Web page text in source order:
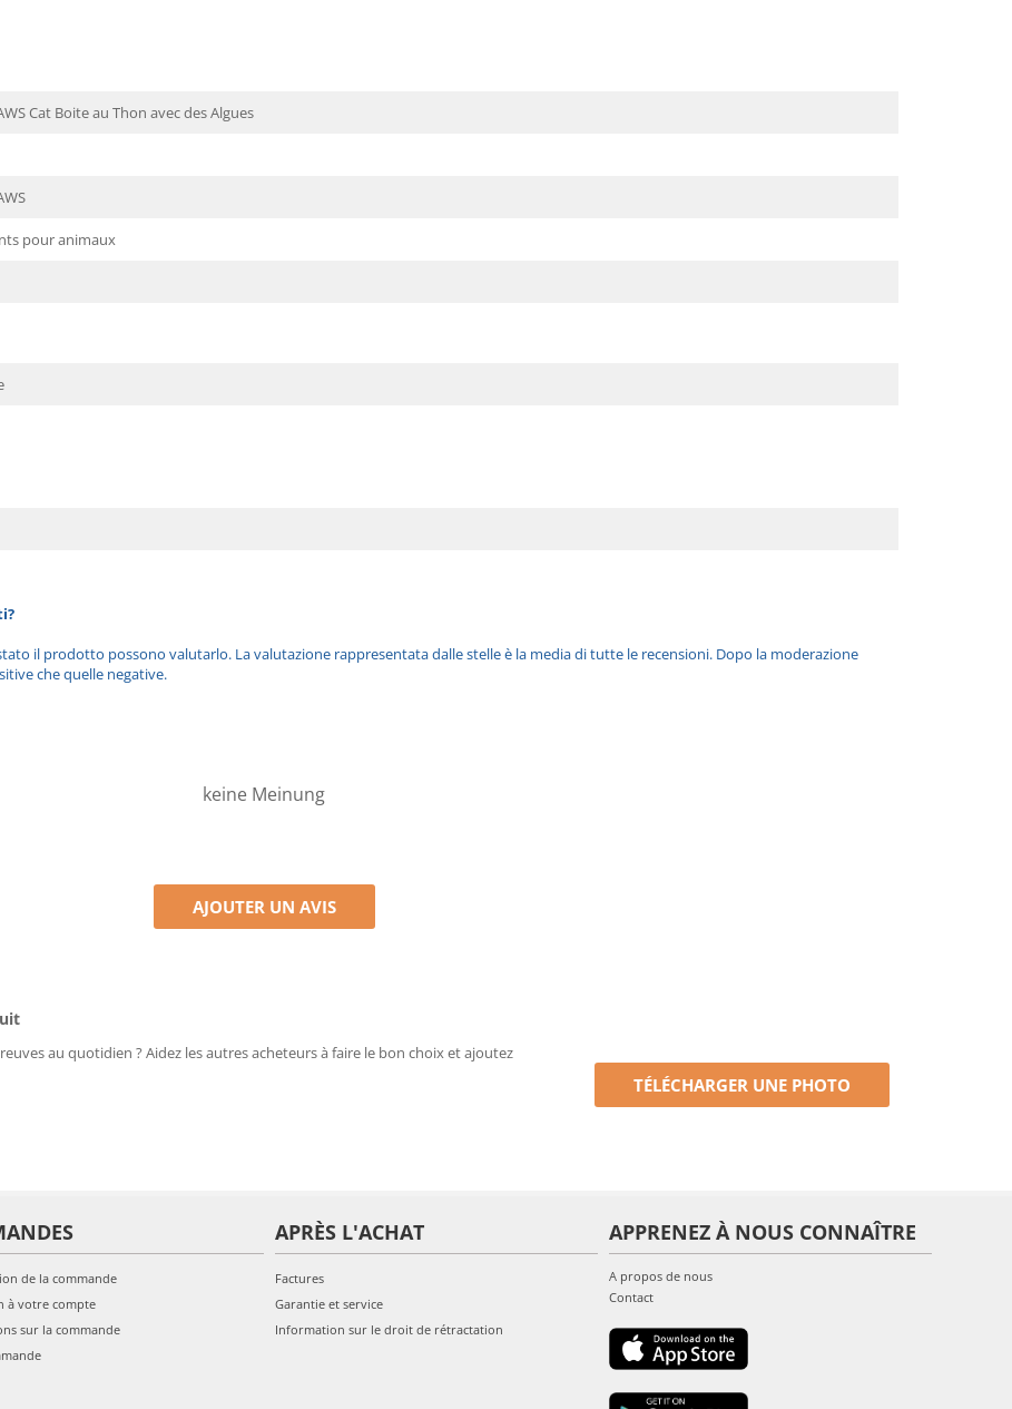
Cat Boite au Thon avec des Algues
pour animaux
il prodotto possono valutarlo. La valutazione rappresentata dalle stelle è la media di tutte le recensioni. Dopo la moderazione
che quelle negative.
keine Meinung
AJOUTER UN AVIS
au quotidien ? Aidez les autres acheteurs à faire le bon choix et ajoutez
TÉLÉCHARGER UNE PHOTO
de la commande
à votre compte
sur la commande
APRÈS L'ACHAT
Factures
Garantie et service
Information sur le droit de rétractation
APPRENEZ À NOUS CONNAÎTRE
A propos de nous
Contact